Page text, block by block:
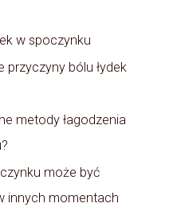
w spoczynku
przyczyny bólu łydek
metody łagodzenia
może być
innych momentach